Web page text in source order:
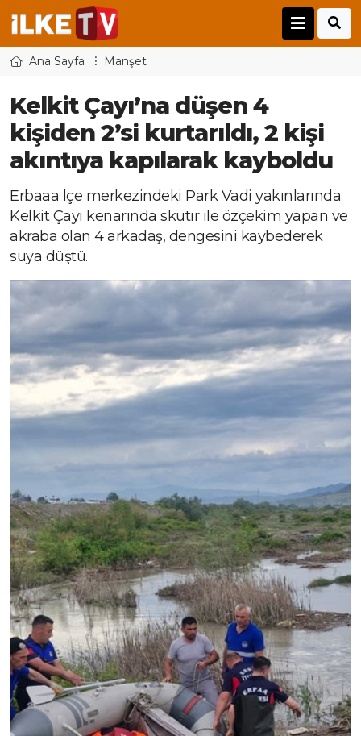
Ana Sayfa Manşet
Kelkit Çayı’na düşen 4
kişiden 2’si kurtarıldı, 2 kişi
akıntıya kapılarak kayboldu
Erbaaa lçe merkezindeki Park Vadi yakınlarında
Kelkit Çayı kenarında skutır ile özçekim yapan ve
akraba olan 4 arkadaş, dengesini kaybederek
suya düştü.